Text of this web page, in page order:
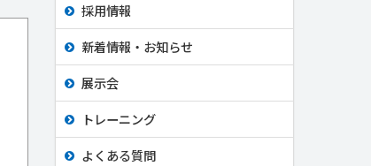
採用情報
新着情報・お知らせ
展示会
トレーニング
よくある質問